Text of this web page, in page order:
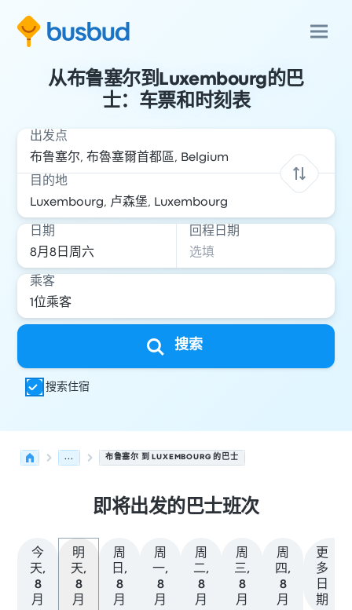
从布鲁塞尔到Luxembourg的巴
士：车票和时刻表
出发点
目的地
日期 回程日期
乘客
搜索
搜索住宿
... 布鲁塞尔 到 LUXEMBOURG 的巴士
即将出发的巴士班次
今
天,
8
月
明
天,
8
月
周
日,
8
月
周
一,
8
月
周
二,
8
月
周
三,
8
月
周
四,
8
月
更
多
日
期